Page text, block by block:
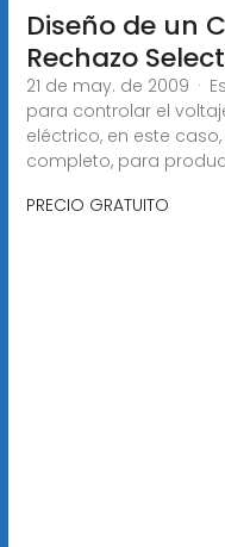
Diseño de un
Rechazo
21 de may. de 2009 ·
para controlar el
eléctrico, en este
completo, para
PRECIO GRATUITO